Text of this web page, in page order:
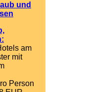
und
am
mit
Person